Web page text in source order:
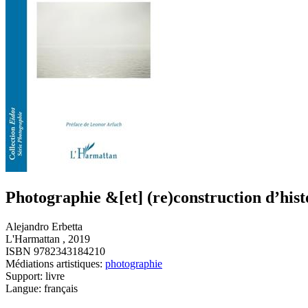
Photographie &[et] (re)construction
Alejandro Erbetta
L'Harmattan , 2019
ISBN 9782343184210
Médiations artistiques: photographie
Support: livre
Langue: français